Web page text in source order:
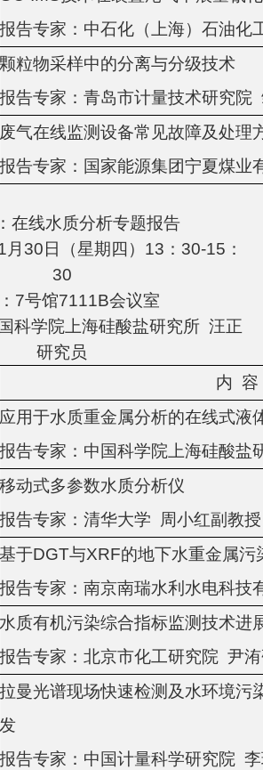
报告专家：中石化（上海）石油化
颗粒物采样中的分离与分级技术
报告专家： 青岛市计量技术研究院
废气在线监测设备常见故障及处理
报告专家： 国家能源集团宁夏煤业
在线水质分析专题报告
30日（星期四）13：30-15：
30
7号馆7111B会议室
学院上海硅酸盐研究所 汪正
研究员
内 容
应用于水质重金属分析的在线式液
报告专家： 中国科学院上海硅酸盐
移动式多参数水质分析仪
报告专家： 清华大学
周小红副教授
基于DGT与XRF的地下水重金属污
报告专家： 南京南瑞水利水电科技
水质有机污染综合指标监测技术进
报告专家： 北京市化工研究院 尹
拉曼光谱现场快速检测及水环境污
发
报告专家： 中国计量科学研究院